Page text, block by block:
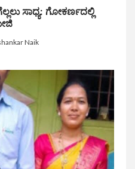
ಸಾಧ್ಯ: ಗೋಕರ್ಣದಲ್ಲಿ
Naik